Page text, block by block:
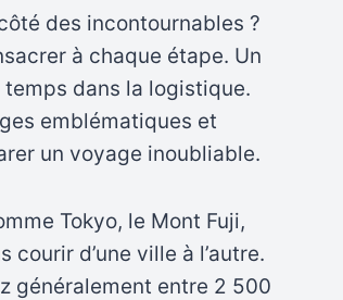
des incontournables ?
à chaque étape. Un
dans la logistique.
emblématiques et
un voyage inoubliable.
Tokyo, le Mont Fuji,
d’une ville à l’autre.
généralement entre 2 500